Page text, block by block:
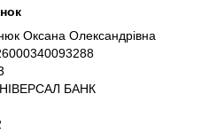
Оксана Олександрівна
БАНК